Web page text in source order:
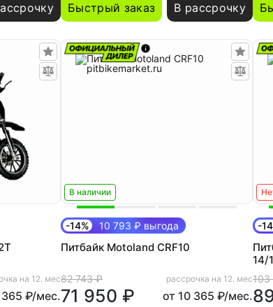
Быстрый заказ В рассрочку
на 12. мес
365 ₽/мес.
В наличии
-14% 10 793 ₽ выгода
Питбайк Motoland CRF10
82 743 ₽
71 950 ₽
рассрочка на 12. мес
от 10 365 ₽/мес.
-
14/